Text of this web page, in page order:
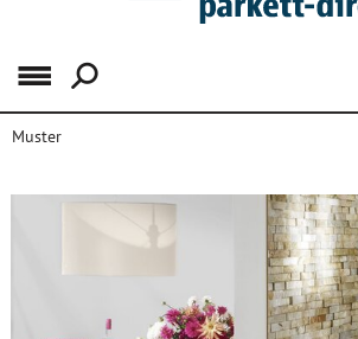
Menü
Muster